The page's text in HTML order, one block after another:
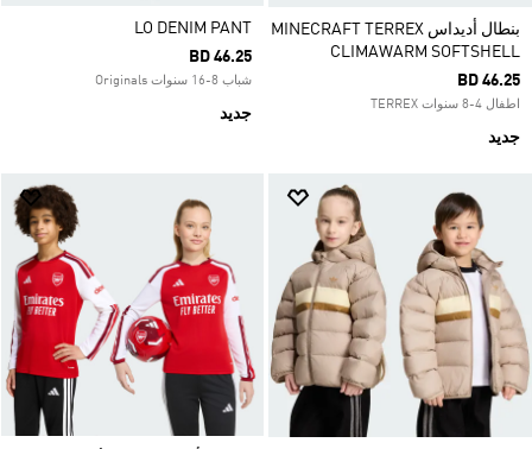
بنطال أديداس MINECRAFT TERREX
CLIMAWARM SOFTSHELL
BD 46.25
اطفال 4-8 سنوات TERREX
جديد
LO DENIM PANT
BD 46.25
شباب 8-16 سنوات Originals
جديد